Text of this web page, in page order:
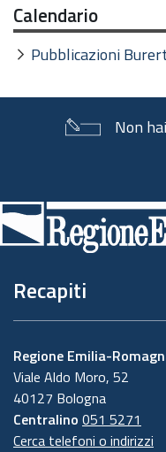
Calendario
Pubblicazioni
Non
di
pagina
Recapiti
Regione Emilia-
Viale Aldo Moro, 52
40127 Bologna
Centralino 051 5271
Cerca telefoni o indirizzi